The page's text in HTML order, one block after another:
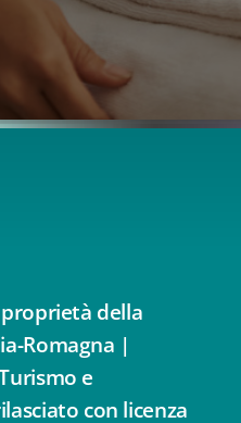
della
Romagna |
e
con licenza